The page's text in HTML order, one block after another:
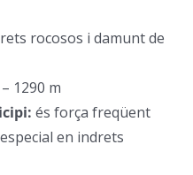
rocosos i damunt de
1290 m
és força freqüent
en indrets